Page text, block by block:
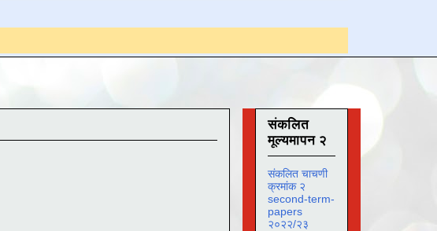
संकलित
मूल्यमापन २
संकलित चाचणी
क्रमांक २
second-term-
papers
२०२२/२३